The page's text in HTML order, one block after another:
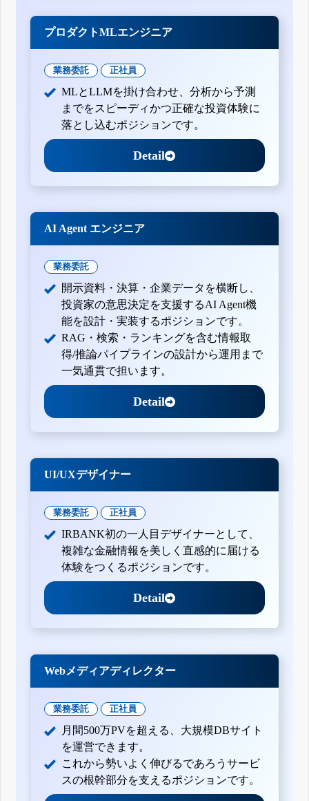
プロダクトMLエンジニア
業務委託 正社員
MLとLLMを掛け合わせ、分析から予測
までをスピーディかつ正確な投資体験に
落とし込むポジションです。
Detail
AI Agent エンジニア
業務委託
開示資料・決算・企業データを横断し、
投資家の意思決定を支援するAI Agent機
能を設計・実装するポジションです。
RAG・検索・ランキングを含む情報取
得/推論パイプラインの設計から運用まで
一気通貫で担います。
Detail
UI/UXデザイナー
業務委託 正社員
IRBANK初の一人目デザイナーとして、
複雑な金融情報を美しく直感的に届ける
体験をつくるポジションです。
Detail
Webメディアディレクター
業務委託 正社員
月間500万PVを超える、大規模DBサイト
を運営できます。
これから勢いよく伸びるであろうサービ
スの根幹部分を支えるポジションです。